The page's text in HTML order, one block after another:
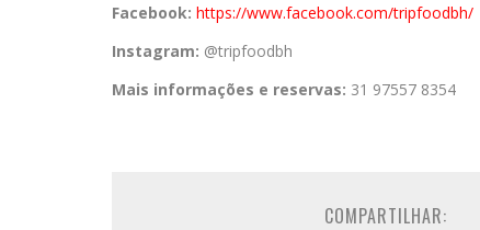
Facebook: https://www.facebook.com/tripfoodbh/
Instagram: @tripfoodbh
Mais informações e reservas: 31 97557 8354
COMPARTILHAR: